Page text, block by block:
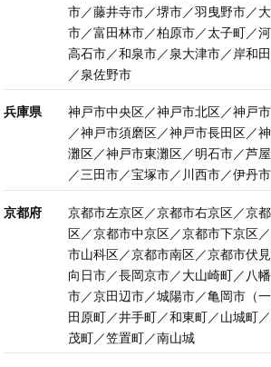
市／藤井寺市／堺市／羽曳野市／
市／富田林市／柏原市／太子町／
高石市／和泉市／泉大津市／岸和
／泉佐野市
兵庫県
神戸市中央区／神戸市北区／神戸
／神戸市須磨区／神戸市長田区／
灘区／神戸市東灘区／明石市／芦
／三田市／宝塚市／川西市／伊丹市
京都府
京都市左京区／京都市右京区／京
区／京都市中京区／京都市下京区
市山科区／京都市南区／京都市伏
向日市／長岡京市／大山崎町／八
市／京田辺市／城陽市／亀岡市（
田原町／井手町／和東町／山城町
茂町／笠置町／南山城